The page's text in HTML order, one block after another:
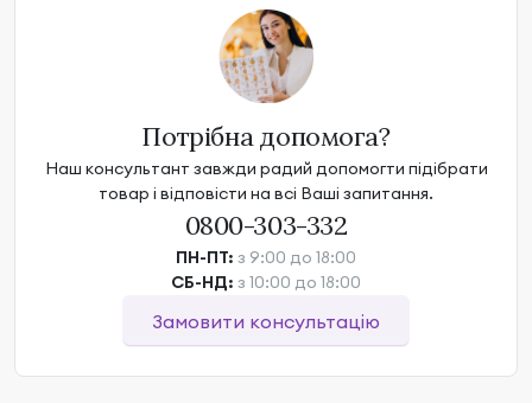
Потрібна допомога?
Наш консультант завжди радий допомогти підібрати
товар і відповісти на всі Ваші запитання.
0800-303-332
ПН-ПТ: з 9:00 до 18:00
СБ-НД: з 10:00 до 18:00
Замовити консультацію